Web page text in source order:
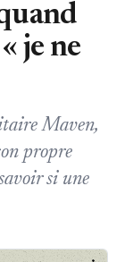
je ne
Maven,
propre
si une